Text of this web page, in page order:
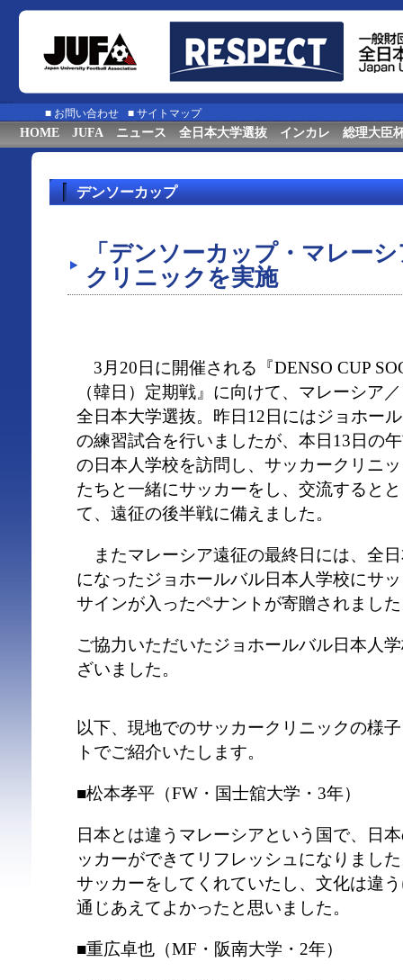
■ お問い合わせ ■ サイトマップ
HOME JUFA ニュース 全日本大学選抜 インカレ 総理大臣
デンソーカップ
「デンソーカップ・マレー
クリニックを実施
3月20日に開催される『DENSO CUP
（韓日）定期戦』に向けて、マレーシア
全日本大学選抜。昨日12日にはジョホー
の練習試合を行いましたが、本日13日の
の日本人学校を訪問し、サッカークリニ
たちと一緒にサッカーをし、交流すると
て、遠征の後半戦に備えました。
またマレーシア遠征の最終日には、全
になったジョホールバル日本人学校にサ
サインが入ったペナントが寄贈されまし
ご協力いただいたジョホールバル日本人
ざいました。
以下、現地でのサッカークリニックの様
トでご紹介いたします。
■松本孝平（FW・国士舘大学・3年）
日本とは違うマレーシアという国で、日
ッカーができてリフレッシュになりまし
サッカーをしてくれていたし、文化は違
通じあえてよかったと思いました。
■重広卓也（MF・阪南大学・2年）